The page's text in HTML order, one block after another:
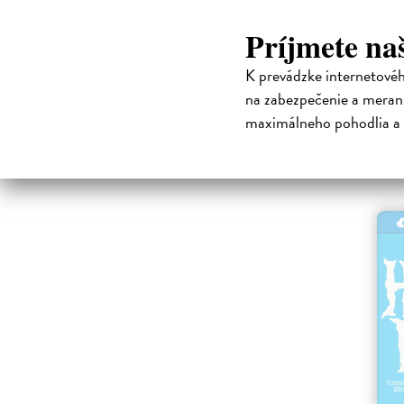
Príjmete
K prevádzke
na zabezpečenie a
maximálneho pohodlia
medzi
kufri
Merhaba.
, MOBI